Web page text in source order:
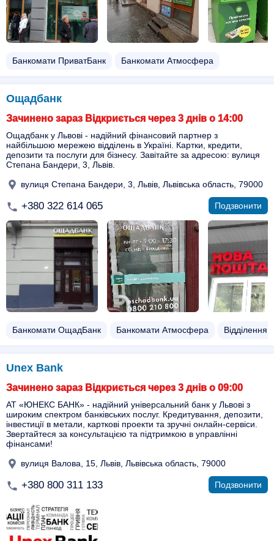
Банкомати ПриватБанк Банкомати Атмосфера
Ощадбанк
Зачинено зараз Відкриється через 3 днів о 14:00
Ощадбанк у Львові - надійний фінансовий партнер з
найбільшою мережею відділень в Україні. Картки, кредити,
депозити та послуги для бізнесу. Завітайте за адресою: вулиця
Степана Бандери, 3, Львів.
вулиця Степана Бандери, 3, Львів, Львівська область, 79000
+380 322 614 065 Подзвонити
Банкомати ОщадБанк Банкомати Атмосфера
Unex Bank
Зачинено зараз Відкриється через 3 днів о 09:00
АТ «ЮНЕКС БАНК» - надійний універсальний банк у Львові з
широким спектром банківських послуг. Кредитування, депозити,
інвестиції в метали, карткові проекти та зручні онлайн-сервіси.
Звертайтеся за консультацією та підтримкою в управлінні
фінансами!
вулиця Валова, 15, Львів, Львівська область, 79000
+380 800 311 133 Подзвонити